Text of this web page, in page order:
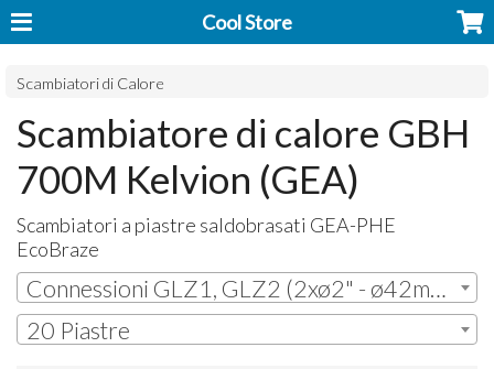
Cool Store
Scambiatori di Calore
Scambiatore di calore GBH
700M Kelvion (GEA)
Scambiatori a piastre saldobrasati GEA-PHE
EcoBraze
Connessioni GLZ1, GLZ2 (2xø2" - ø42mm ODS + 2xø2" - ø42mm ODS )
20 Piastre